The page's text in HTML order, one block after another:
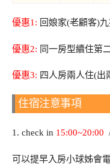
優惠1: 回娘家(老顧客)
優惠2: 同一房型續住第
優惠3: 四人房兩人住(出
住宿注意事項
1. check in 15:00~20:00
可以提早入房小球姊會